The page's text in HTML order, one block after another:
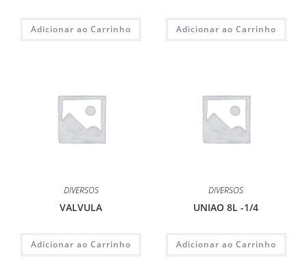
Adicionar ao Carrinho Adicionar ao Carrinho
DIVERSOS
VALVULA
Adicionar ao Carrinho
DIVERSOS
UNIAO 8L -1/4
Adicionar ao Carrinho